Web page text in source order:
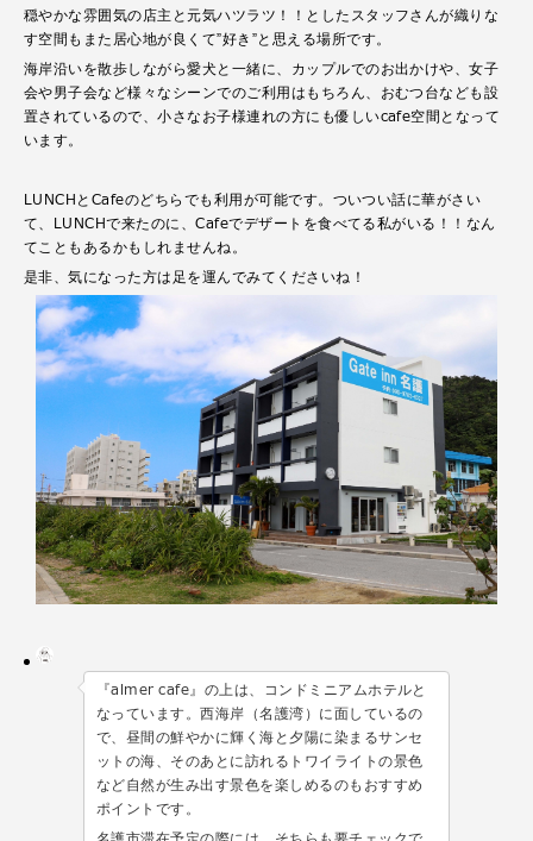
穏やかな雰囲気の店主と元気ハツラツ！！としたスタッフさんが織りな
す空間もまた居心地が良くて”好き”と思える場所です。
海岸沿いを散歩しながら愛犬と一緒に、カップルでのお出かけや、女子
会や男子会など様々なシーンでのご利用はもちろん、おむつ台なども設
置されているので、小さなお子様連れの方にも優しいcafe空間となって
います。
LUNCHとCafeのどちらでも利用が可能です。ついつい話に華がさい
て、LUNCHで来たのに、Cafeでデザートを食べてる私がいる！！なん
てこともあるかもしれませんね。
是非、気になった方は足を運んでみてくださいね！
『almer cafe』の上は、コンドミニアムホテルと
なっています。西海岸（名護湾）に面しているの
で、昼間の鮮やかに輝く海と夕陽に染まるサンセ
ットの海、そのあとに訪れるトワイライトの景色
など自然が生み出す景色を楽しめるのもおすすめ
ポイントです。